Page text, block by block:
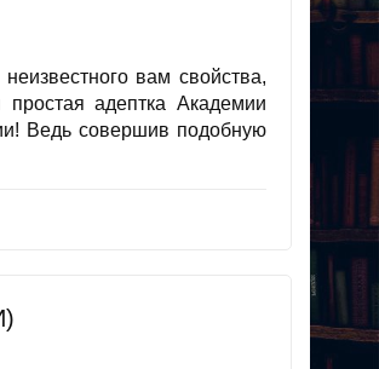
вам свойства,
адептка Академии
Ведь совершив подобную